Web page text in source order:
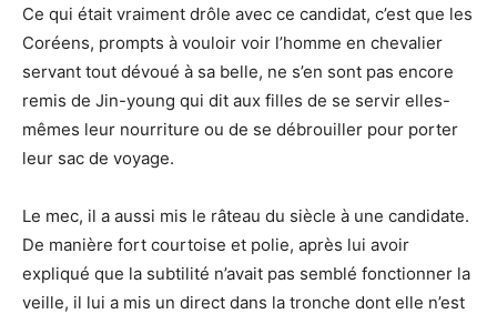
Ce qui était vraiment drôle avec ce candidat, c’est que les
Coréens, prompts à vouloir voir l’homme en chevalier
servant tout dévoué à sa belle, ne s’en sont pas encore
remis de Jin-young qui dit aux filles de se servir elles-
mêmes leur nourriture ou de se débrouiller pour porter
leur sac de voyage.
Le mec, il a aussi mis le râteau du siècle à une candidate.
De manière fort courtoise et polie, après lui avoir
expliqué que la subtilité n’avait pas semblé fonctionner la
veille, il lui a mis un direct dans la tronche dont elle n’est